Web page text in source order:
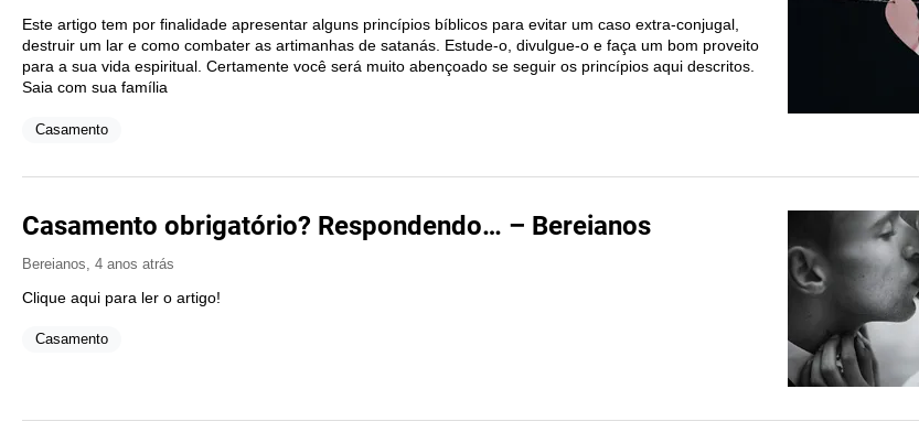
Este artigo tem por finalidade apresentar alguns princípios bíblicos para evitar um caso extra-conjugal,
destruir um lar e como combater as artimanhas de satanás. Estude-o, divulgue-o e faça um bom proveito
para a sua vida espiritual. Certamente você será muito abençoado se seguir os princípios aqui descritos.
Saia com sua família
Casamento
Casamento obrigatório? Respondendo… – Bereianos
Bereianos 4 anos atrás
Clique aqui para ler o artigo!
Casamento